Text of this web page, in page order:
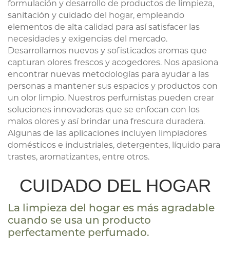
formulación y desarrollo de productos de limpieza,
sanitación y cuidado del hogar, empleando
elementos de alta calidad para así satisfacer las
necesidades y exigencias del mercado.
Desarrollamos nuevos y sofisticados aromas que
capturan olores frescos y acogedores. Nos apasiona
encontrar nuevas metodologías para ayudar a las
personas a mantener sus espacios y productos con
un olor limpio. Nuestros perfumistas pueden crear
soluciones innovadoras que se enfocan con los
malos olores y así brindar una frescura duradera.
Algunas de las aplicaciones incluyen limpiadores
domésticos e industriales, detergentes, líquido para
trastes, aromatizantes, entre otros.
CUIDADO DEL HOGAR
La limpieza del hogar es más agradable
cuando se usa un producto
perfectamente perfumado.